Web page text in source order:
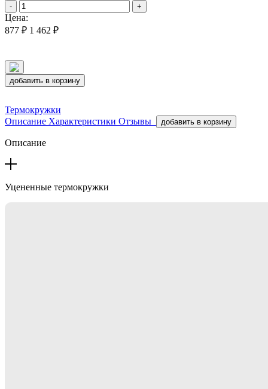
- +
Цена:
877 ₽ 1 462 ₽
добавить в корзину
Термокружки
Описание Характеристики Отзывы добавить в корзину
Описание
Уцененные термокружки